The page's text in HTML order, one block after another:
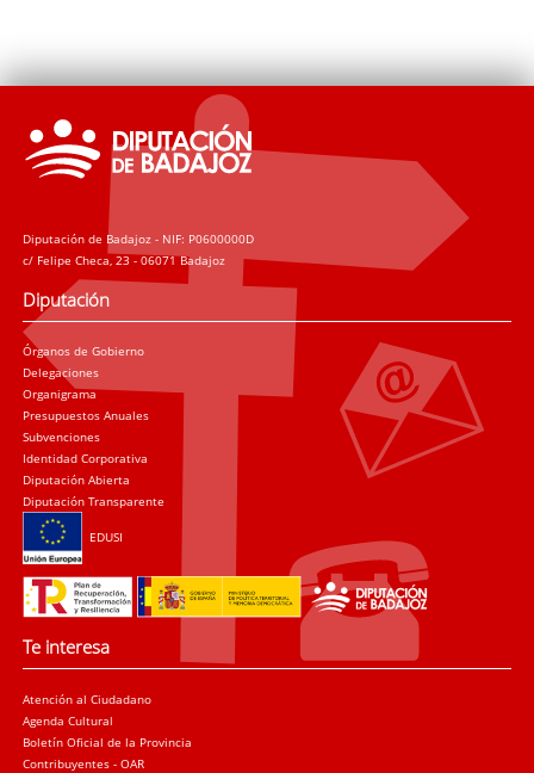
Diputación de Badajoz - NIF: P0600000D
c/ Felipe Checa, 23 - 06071 Badajoz
Diputación
Órganos de Gobierno
Delegaciones
Organigrama
Presupuestos Anuales
Subvenciones
Identidad Corporativa
Diputación Abierta
Diputación Transparente
EDUSI
Te interesa
Atención al Ciudadano
Agenda Cultural
Boletín Oficial de la Provincia
Contribuyentes - OAR